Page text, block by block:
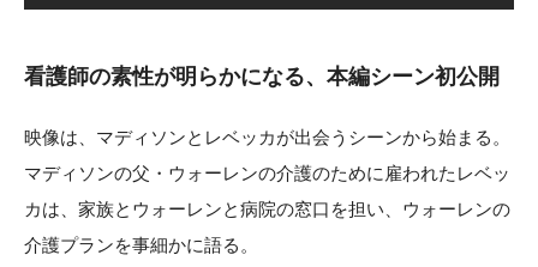
看護師の素性が明らかになる、本編シーン初公開
映像は、マディソンとレベッカが出会うシーンから始まる。
マディソンの父・ウォーレンの介護のために雇われたレベッ
カは、家族とウォーレンと病院の窓口を担い、ウォーレンの
介護プランを事細かに語る。